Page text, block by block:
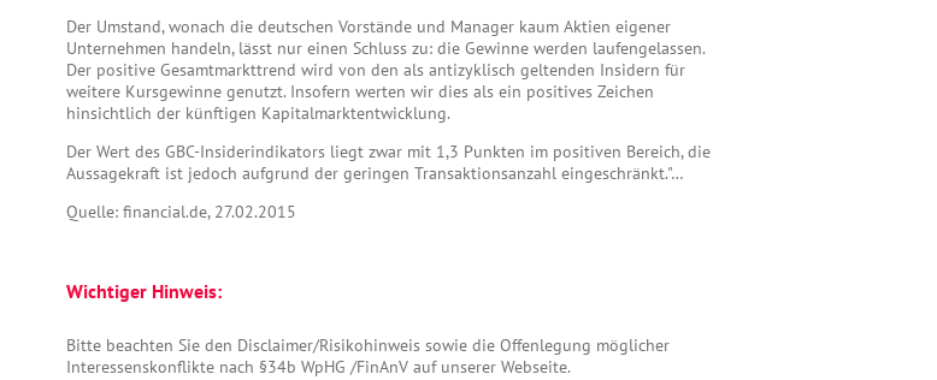
Der Umstand, wonach die deutschen Vorstände und Manager kaum Aktien eigener
Unternehmen handeln, lässt nur einen Schluss zu: die Gewinne werden laufengelassen.
Der positive Gesamtmarkttrend wird von den als antizyklisch geltenden Insidern für
weitere Kursgewinne genutzt. Insofern werten wir dies als ein positives Zeichen
hinsichtlich der künftigen Kapitalmarktentwicklung.
Der Wert des GBC-Insiderindikators liegt zwar mit 1,3 Punkten im positiven Bereich, die
Aussagekraft ist jedoch aufgrund der geringen Transaktionsanzahl eingeschränkt."…
Quelle: financial.de, 27.02.2015
Wichtiger Hinweis:
Bitte beachten Sie den Disclaimer/Risikohinweis sowie die Offenlegung möglicher
Interessenskonflikte nach §34b WpHG /FinAnV auf unserer Webseite.